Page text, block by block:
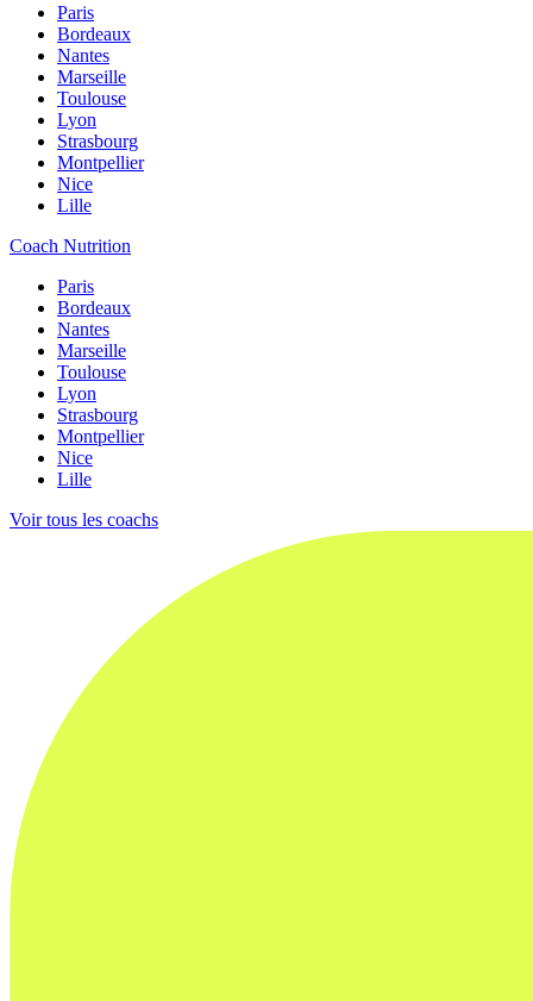
Paris
Bordeaux
Nantes
Marseille
Toulouse
Lyon
Strasbourg
Montpellier
Nice
Lille
Coach Nutrition
Paris
Bordeaux
Nantes
Marseille
Toulouse
Lyon
Strasbourg
Montpellier
Nice
Lille
Voir tous les coachs